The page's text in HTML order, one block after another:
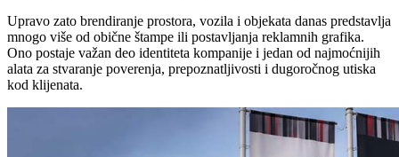
Upravo zato brendiranje prostora, vozila i objekata danas predstavlja
mnogo više od obične štampe ili postavljanja reklamnih grafika.
Ono postaje važan deo identiteta kompanije i jedan od najmoćnijih
alata za stvaranje poverenja, prepoznatljivosti i dugoročnog utiska
kod klijenata.